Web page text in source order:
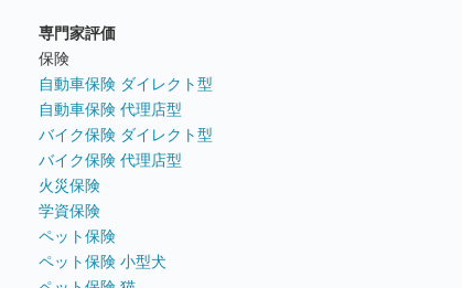
専門家評価
保険
自動車保険 ダイレクト型
自動車保険 代理店型
バイク保険 ダイレクト型
バイク保険 代理店型
火災保険
学資保険
ペット保険
ペット保険 小型犬